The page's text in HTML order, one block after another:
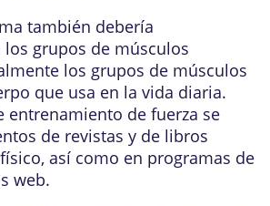
también debería
los grupos de músculos
los grupos de músculos
que usa en la vida diaria.
entrenamiento de fuerza se
de revistas y de libros
así como en programas de
web.